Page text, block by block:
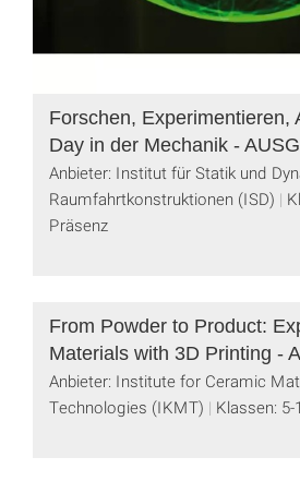
Forschen, Experimentieren,
Day in der Mechanik -
Anbieter: Institut für Statik und
Raumfahrtkonstruktionen (ISD)
Präsenz
From Powder to Product:
Materials with 3D Printing -
Anbieter: Institute for Ceramic
Technologies (IKMT)
Klassen: 5-